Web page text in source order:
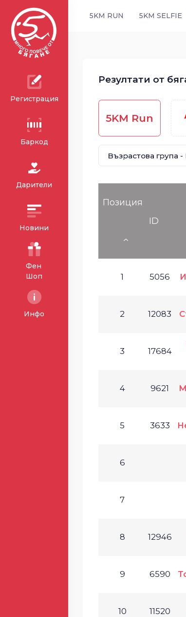
Регистрация
Баркод
Дарители
Новини
Фен
Шоп
Инфо
5KM RUN 5KM SELFIE
Резултати от
5KM Run
Позиция
ID
1 5056
2 12083
3 17684
4 9621
5 3633
6
7
8 12946
9 6590
10 11520